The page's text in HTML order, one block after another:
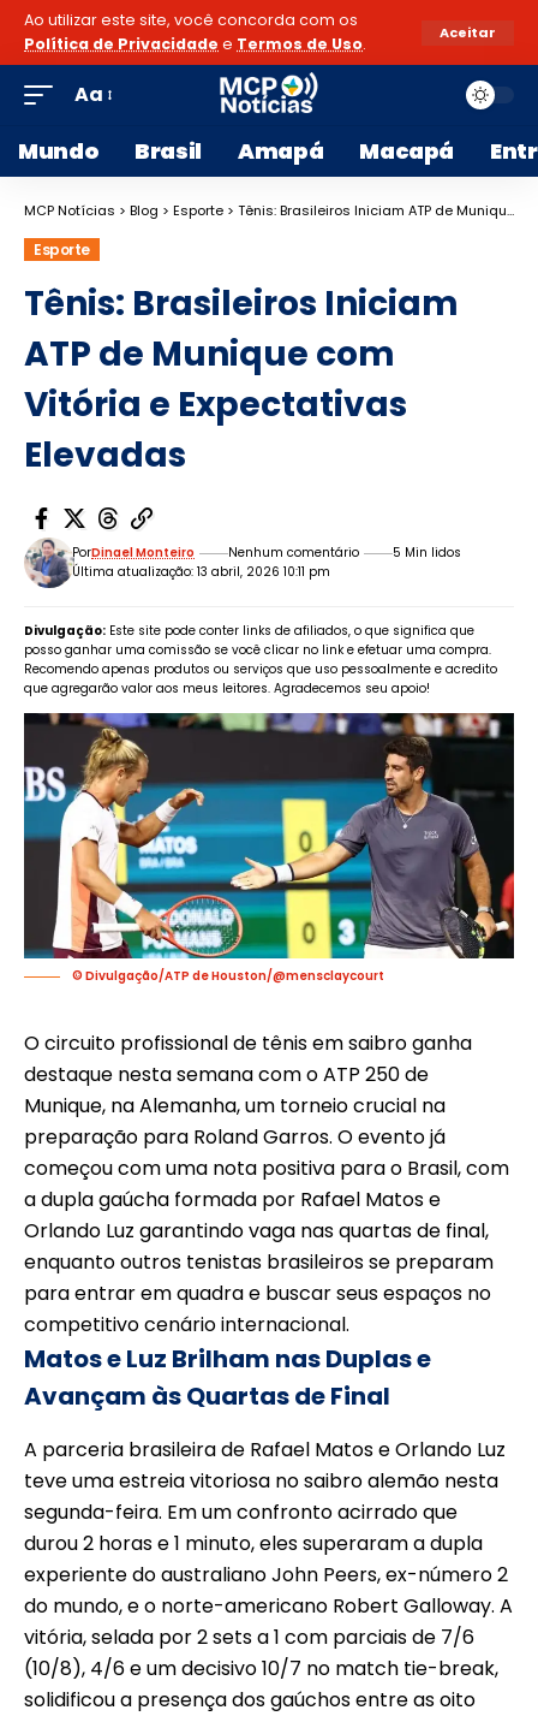
Ao utilizar este site, você concorda com os
Política de Privacidade e Termos de Uso.
Aceitar
Aa
Mundo Brasil Amapá Macapá
MCP Notícias > Blog > Esporte > Tênis: Brasileiros Iniciam ATP de Munique com Vitória e Expectativas Elevadas
Esporte
Tênis: Brasileiros Iniciam
ATP de Munique com
Vitória e Expectativas
Elevadas
Última atualização: 13 abril, 2026 10:11 pm
PorDinael Monteiro Nenhum comentário 5 Min lidos
Divulgação: Este site pode conter links de afiliados, o que significa que
posso ganhar uma comissão se você clicar no link e efetuar uma compra.
Recomendo apenas produtos ou serviços que uso pessoalmente e acredito
que agregarão valor aos meus leitores. Agradecemos seu apoio!
© Divulgação/ATP de Houston/@mensclaycourt
O circuito profissional de tênis em saibro ganha
destaque nesta semana com o ATP 250 de
Munique, na Alemanha, um torneio crucial na
preparação para Roland Garros. O evento já
começou com uma nota positiva para o Brasil, com
a dupla gaúcha formada por Rafael Matos e
Orlando Luz garantindo vaga nas quartas de final,
enquanto outros tenistas brasileiros se preparam
para entrar em quadra e buscar seus espaços no
competitivo cenário internacional.
Matos e Luz Brilham nas Duplas e
Avançam às Quartas de Final
A parceria brasileira de Rafael Matos e Orlando Luz
teve uma estreia vitoriosa no saibro alemão nesta
segunda-feira. Em um confronto acirrado que
durou 2 horas e 1 minuto, eles superaram a dupla
experiente do australiano John Peers, ex-número 2
do mundo, e o norte-americano Robert Galloway. A
vitória, selada por 2 sets a 1 com parciais de 7/6
(10/8), 4/6 e um decisivo 10/7 no match tie-break,
solidificou a presença dos gaúchos entre as oito